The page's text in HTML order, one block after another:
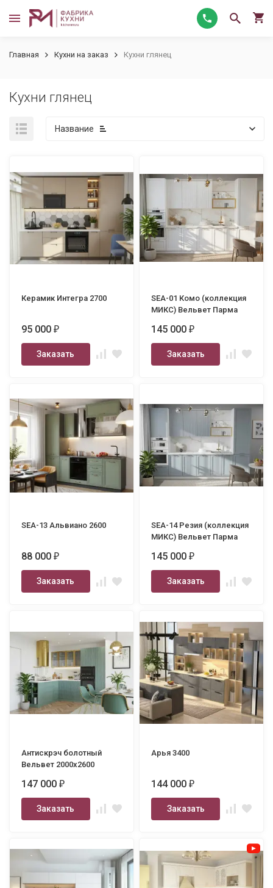
Главная Кухни на заказ Кухни глянец
Кухни глянец
Название
Керамик Интегра 2700
95 000₽
Заказать
SEA-01 Комо (коллекция
МИКС) Вельвет Парма
145 000₽
Заказать
SEA-13 Альвиано 2600
88 000₽
Заказать
SEA-14 Резия (коллекция
МИКС) Вельвет Парма
145 000₽
Заказать
Антискрэч болотный
Вельвет 2000х2600
147 000₽
Заказать
Арья 3400
144 000₽
Заказать